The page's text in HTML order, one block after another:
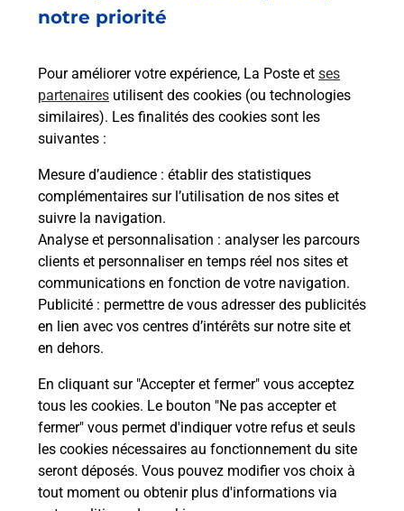
notre priorité
Pour améliorer votre expérience, La Poste et ses
partenaires utilisent des cookies (ou technologies
similaires). Les finalités des cookies sont les
suivantes :
Mesure d’audience : établir des statistiques
complémentaires sur l’utilisation de nos sites et
suivre la navigation.
Analyse et personnalisation : analyser les parcours
clients et personnaliser en temps réel nos sites et
communications en fonction de votre navigation.
Publicité : permettre de vous adresser des publicités
en lien avec vos centres d’intérêts sur notre site et
en dehors.
En cliquant sur "Accepter et fermer" vous acceptez
tous les cookies. Le bouton "Ne pas accepter et
fermer" vous permet d'indiquer votre refus et seuls
les cookies nécessaires au fonctionnement du site
seront déposés. Vous pouvez modifier vos choix à
tout moment ou obtenir plus d'informations via
emballage directement depuis un
Comment demander une
modification de livraison ?
Comment La Poste participe-t-elle
à votre sécurité au quotidien ?
Puis-je passer mon code de la route
avec La Poste et sous quelles
conditions ?
Localiser Liste Haut-Rhin ILLTAL